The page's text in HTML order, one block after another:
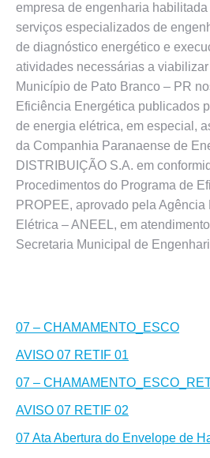
empresa de engenharia
serviços especializados de
de diagnóstico energético e
atividades necessárias a
Município de Pato Branco – PR
Eficiência Energética publicados
de energia elétrica, em especial,
da Companhia Paranaense de
DISTRIBUIÇÃO S.A. em
Procedimentos do Programa de
PROPEE, aprovado pela
Elétrica – ANEEL, em
Secretaria Municipal de
07 – CHAMAMENTO_ESCO
AVISO 07 RETIF 01
07 –
AVISO 07 RETIF 02
07 Ata Abertura do Envelope de